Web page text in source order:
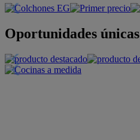
Oportunidades únicas